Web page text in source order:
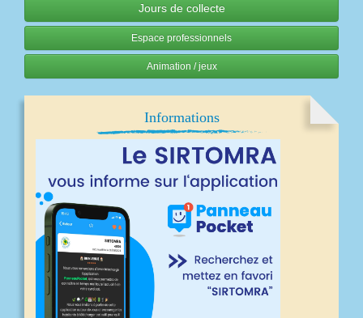
Jours de collecte
Espace professionnels
Animation / jeux
Informations